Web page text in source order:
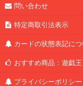
問い合わせ
特定商取引法表示
カードの状態表記につ
おすすめ商品：遊戯王
プライバシーポリシー